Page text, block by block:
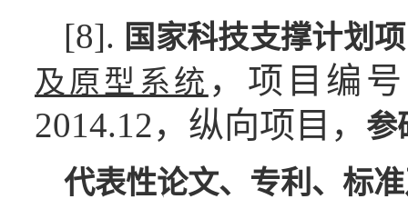
[8]. 国家科技支撑计划
及原型系统 ，项目编
2014.12，纵向项目，
参
代表性论文、专利、标